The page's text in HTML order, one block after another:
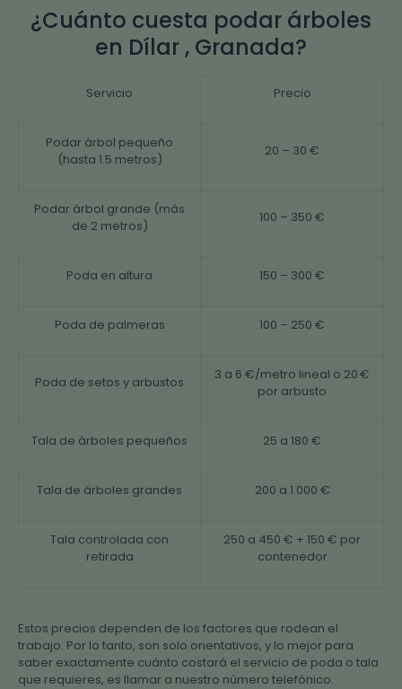
¿Cuánto cuesta podar árboles
en Dílar , Granada?
Servicio Precio
Podar árbol pequeño
(hasta 1.5 metros)
20 – 30 €
Podar árbol grande (más
de 2 metros)
100 – 350 €
Poda en altura 150 – 300 €
Poda de palmeras 100 – 250 €
Poda de setos y arbustos
3 a 6 €/metro lineal o 20 €
por arbusto
Tala de árboles pequeños 25 a 180 €
Tala de árboles grandes 200 a 1.000 €
Tala controlada con
retirada
250 a 450 € + 150 € por
contenedor
Estos precios dependen de los factores que rodean el
trabajo. Por lo tanto, son solo orientativos, y lo mejor para
saber exactamente cuánto costará el servicio de poda o tala
que requieres, es llamar a nuestro número telefónico.